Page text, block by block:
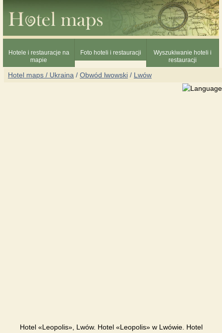
Hotele i restauracje na
mapie
Foto hoteli i restauracji
Wyszukiwanie hoteli i
restauracji
Hotel maps / Ukraina / Obwód lwowski / Lwów
Hotel «Leopolis», Lwów. Hotel «Leopolis» w Lwówie. Hotel